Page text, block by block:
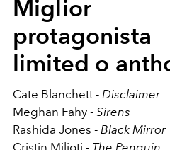
Miglior
limited o
Cate Blanchett - Disclaimer
Meghan Fahy - Sirens
Rashida Jones - Black Mirror
Cristin Milioti - The Penguin